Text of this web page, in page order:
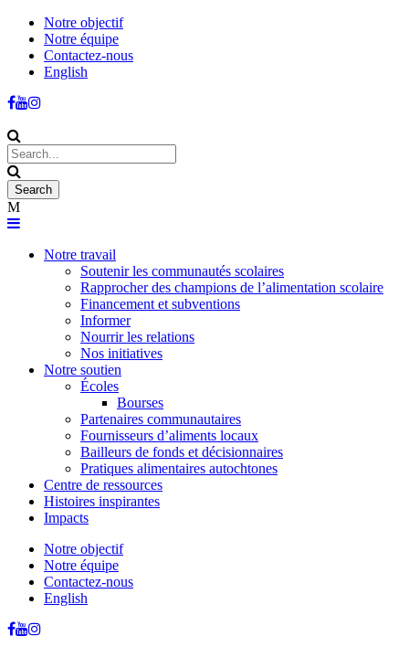
Notre objectif
Notre équipe
Contactez-nous
English
Notre travail
Soutenir les communautés scolaires
Rapprocher des champions de l’alimentation scolaire
Financement et subventions
Informer
Nourrir les relations
Nos initiatives
Notre soutien
Écoles
Bourses
Partenaires communautaires
Fournisseurs d’aliments locaux
Bailleurs de fonds et décisionnaires
Pratiques alimentaires autochtones
Centre de ressources
Histoires inspirantes
Impacts
Notre objectif
Notre équipe
Contactez-nous
English